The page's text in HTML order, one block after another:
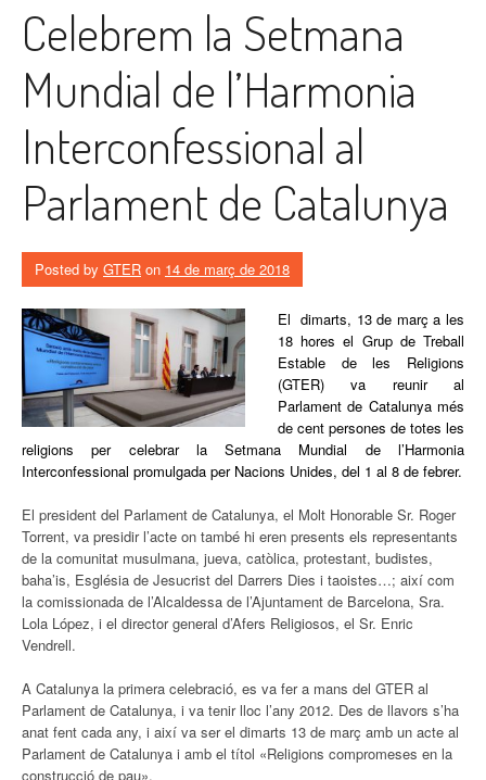
Celebrem la Setmana
Mundial de l’Harmonia
Interconfessional al
Parlament de Catalunya
Posted by GTER on 14 de març de 2018
El dimarts, 13 de març a les
18 hores el Grup de Treball
Estable de les Religions
(GTER) va reunir al
Parlament de Catalunya més
de cent persones de totes les
religions per celebrar la Setmana Mundial de l’Harmonia
Interconfessional promulgada per Nacions Unides, del 1 al 8 de febrer.
El president del Parlament de Catalunya, el Molt Honorable Sr. Roger
Torrent, va presidir l’acte on també hi eren presents els representants
de la comunitat musulmana, jueva, catòlica, protestant, budistes,
baha’is, Església de Jesucrist del Darrers Dies i taoistes…; així com
la comissionada de l’Alcaldessa de l’Ajuntament de Barcelona, Sra.
Lola López, i el director general d’Afers Religiosos, el Sr. Enric
Vendrell.
A Catalunya la primera celebració, es va fer a mans del GTER al
Parlament de Catalunya, i va tenir lloc l’any 2012. Des de llavors s’ha
anat fent cada any, i així va ser el dimarts 13 de març amb un acte al
Parlament de Catalunya i amb el títol «Religions compromeses en la
construcció de pau».